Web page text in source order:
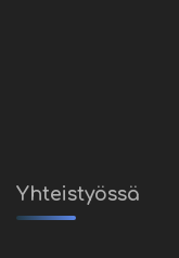
Yhteistyössä